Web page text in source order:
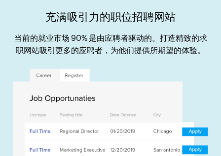
充满吸引力的职位招聘网站
当前的就业市场 90% 是由应聘者驱动的。打造精致的求
职网站吸引更多的应聘者，为他们提供所期望的体验。